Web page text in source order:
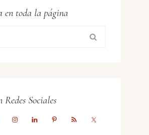
en toda la página
Redes Sociales